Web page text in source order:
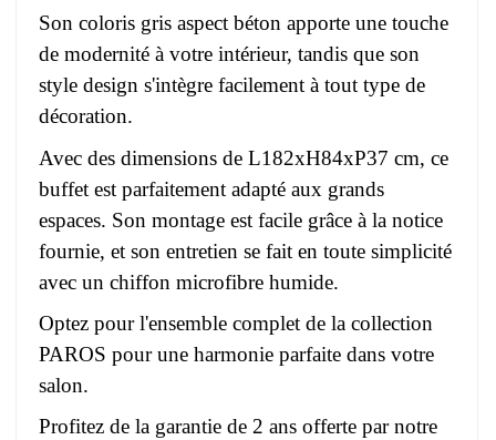
Son coloris gris aspect béton apporte une touche
de modernité à votre intérieur, tandis que son
style design s'intègre facilement à tout type de
décoration.
Avec des dimensions de L182xH84xP37 cm, ce
buffet est parfaitement adapté aux grands
espaces. Son montage est facile grâce à la notice
fournie, et son entretien se fait en toute simplicité
avec un chiffon microfibre humide.
Optez pour l'ensemble complet de la collection
PAROS pour une harmonie parfaite dans votre
salon.
Profitez de la garantie de 2 ans offerte par notre